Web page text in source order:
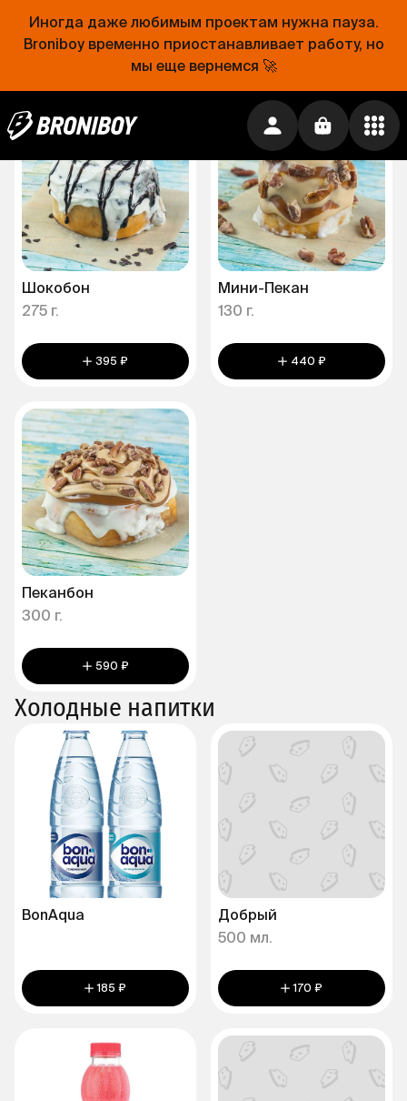
Иногда даже любимым проектам нужна пауза.
Broniboy временно приостанавливает работу, но
мы еще вернемся 🚀
Шокобон
275 г.
395 ₽
Мини-Пекан
130 г.
440 ₽
Пеканбон
300 г.
590 ₽
Холодные напитки
BonAqua
185 ₽
Добрый
500 мл.
170 ₽